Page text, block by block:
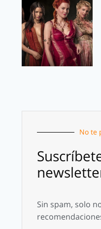
No te
Sin spam, solo